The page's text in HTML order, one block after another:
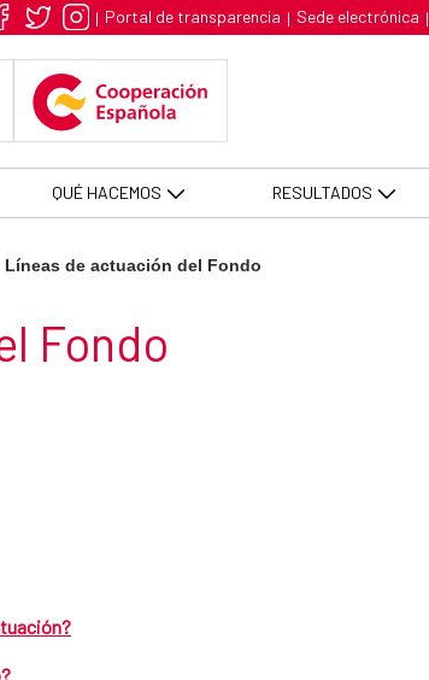
-FCAS
| Portal de transparencia | Sede electrónica |
QUÉ HACEMOS RESULTADOS
Líneas de actuación del Fondo
Fondo